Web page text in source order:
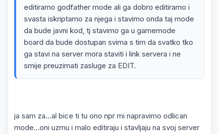
editiramo godfather mode ali ga dobro editiramo i
svasta iskriptamo za njega i stavimo onda taj mode
da bude javni kod, tj stavimo ga u gamemode
board da bude dostupan svima s tim da svatko tko
ga stavi na server mora staviti i link servera i ne
smije preuzimati zasluge za EDIT.
ja sam za...al bice ti tu ono npr mi napravimo odlican
mode...oni uzmu i malo editiraju i stavljaju na svoj server